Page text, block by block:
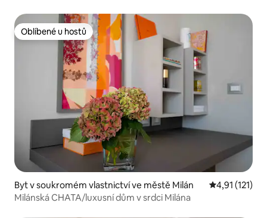
Oblíbené u hostů
Oblíbené u hostů
Byt v soukromém vlastnictví ve městě Milán Průměrné
4,91 (121)
Milánská CHATA/luxusní dům v srdci Milána